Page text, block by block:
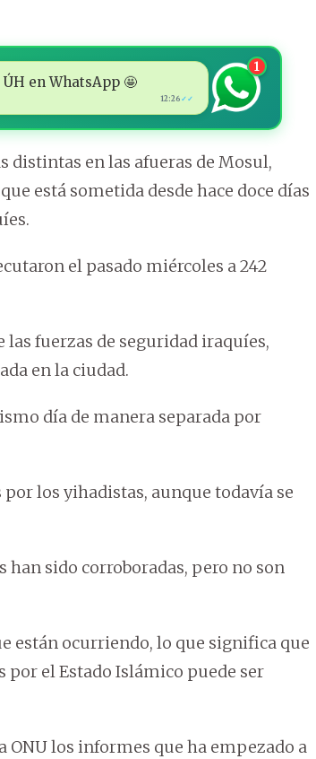
en WhatsApp 🤩
12:26 ✓✓
1
distintas en las afueras de Mosul,
está sometida desde hace doce días
el pasado miércoles a 242
fuerzas de seguridad iraquíes,
en la ciudad.
día de manera separada por
los yihadistas, aunque todavía se
sido corroboradas, pero no son
están ocurriendo, lo que significa que
por el Estado Islámico puede ser
los informes que ha empezado a